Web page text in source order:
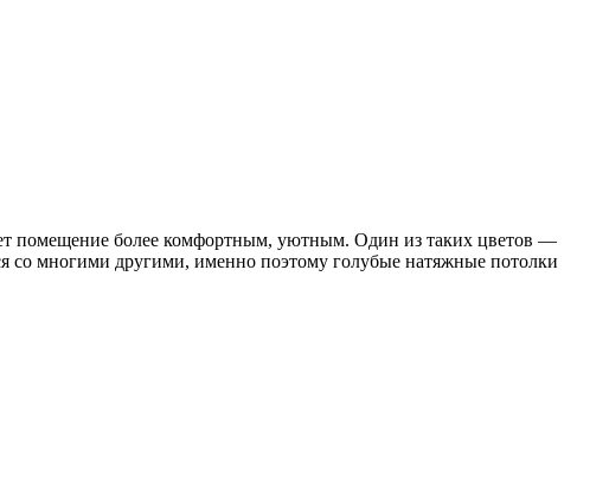
помещение более комфортным, уютным. Один из таких цветов —
со многими другими, именно поэтому голубые натяжные потолки